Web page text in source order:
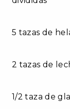
5 tazas de
2 tazas de
1/2 taza de